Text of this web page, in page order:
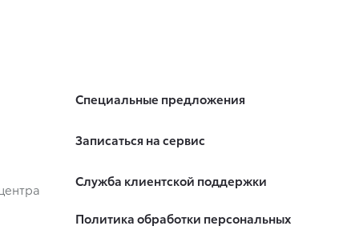
Специальные предложения
Записаться на сервис
Служба клиентской поддержки
Политика обработки персональных